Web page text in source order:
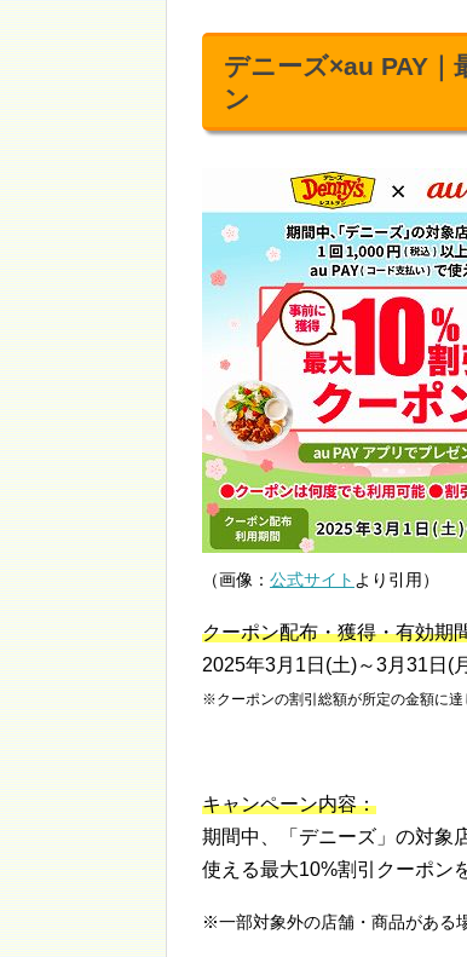
デニーズ×au PAY
ン
（画像： 公式サイト より引用）
クーポン配布・獲得・有効期
2025年3月1日(土)～3月31日(
※クーポンの割引総額が所定の金額に
キャンペーン内容：
期間中、「デニーズ」の対象
使える最大10%割引クーポン
※一部対象外の店舗・商品がある